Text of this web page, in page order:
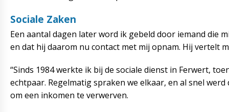
Sociale Zaken
Een aantal dagen later word ik gebeld door iemand die
en dat hij daarom nu contact met mij opnam. Hij vertelt
“Sinds 1984 werkte ik bij de sociale dienst in Ferwert,
echtpaar. Regelmatig spraken we elkaar, en al snel
om een inkomen te verwerven.